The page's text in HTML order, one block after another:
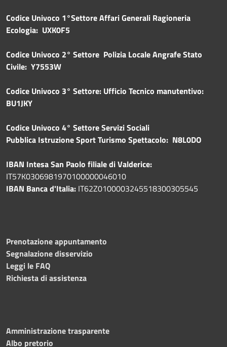
Codice Univoco 1°Settore Affari Generali Ragioneria
Ecologia: UXK0F5
Codice Univoco 2° Settore Polizia Locale Angrafe Stato
Civile: Y7553W
Codice Univoco 3° Settore: Ufficio Tecnico manutentivo:
BU1JKY
Codice Univoco 4° Settore Servizi Sociali
Pubblica Istruzione Sport Turismo Spettacolo: N8L0DO
IBAN Intesa San Paolo filiale di Valderice:
IT57K0306981970100000046010
IBAN Banca d'Italia: IT62Z0100003245518300305545
Prenotazione appuntamento
Segnalazione disservizio
Leggi le FAQ
Richiesta di assistenza
Amministrazione trasparente
Albo pretorio